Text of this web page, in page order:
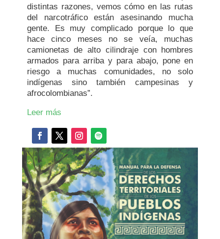
distintas razones, vemos cómo en las rutas
del narcotráfico están asesinando mucha
gente. Es muy complicado porque lo que
hace cinco meses no se veía, muchas
camionetas de alto cilindraje con hombres
armados para arriba y para abajo, pone en
riesgo a muchas comunidades, no solo
indígenas sino también campesinas y
afrocolombianas”.
Leer más